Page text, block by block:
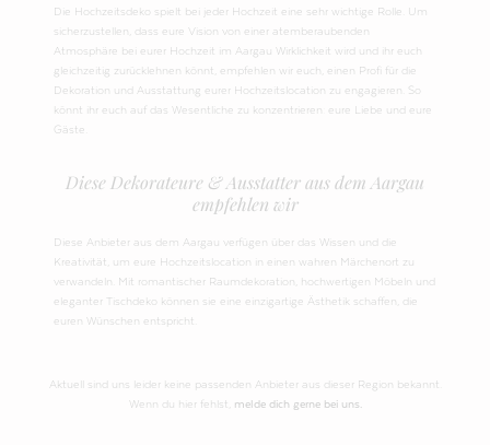
Die Hochzeitsdeko spielt bei jeder Hochzeit eine sehr wichtige Rolle. Um
sicherzustellen, dass eure Vision von einer atemberaubenden
Atmosphäre bei eurer Hochzeit im Aargau Wirklichkeit wird und ihr euch
gleichzeitig zurücklehnen könnt, empfehlen wir euch, einen Profi für die
Dekoration und Ausstattung eurer Hochzeitslocation zu engagieren. So
könnt ihr euch auf das Wesentliche zu konzentrieren: eure Liebe und eure
Gäste.
Diese Dekorateure & Ausstatter aus dem Aargau
empfehlen wir
Diese Anbieter aus dem Aargau verfügen über das Wissen und die
Kreativität, um eure Hochzeitslocation in einen wahren Märchenort zu
verwandeln. Mit romantischer Raumdekoration, hochwertigen Möbeln und
eleganter Tischdeko können sie eine einzigartige Ästhetik schaffen, die
euren Wünschen entspricht.
Aktuell sind uns leider keine passenden Anbieter aus dieser Region bekannt.
Wenn du hier fehlst, melde dich gerne bei uns.